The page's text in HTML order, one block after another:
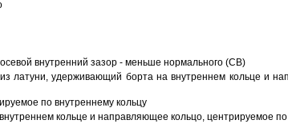
внутренний зазор - меньше нормального (CB)
латуни, удерживающий борта на внутреннем кольце и
по внутреннему кольцу
кольце и направляющее кольцо, центрируемое по